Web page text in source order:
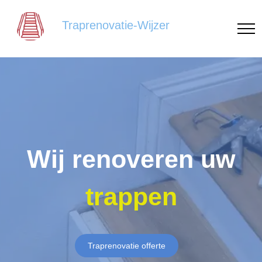
Traprenovatie-Wijzer
Wij renoveren uw
trappen
Traprenovatie offerte